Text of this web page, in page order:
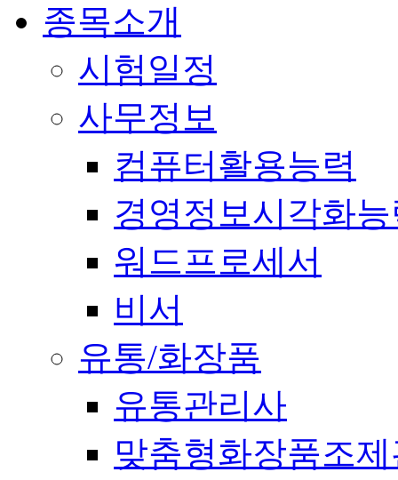
종목소개
시험일정
사무정보
컴퓨터활용능력
경영정보시각화
워드프로세서
비서
유통/화장품
유통관리사
맞춤형화장품조